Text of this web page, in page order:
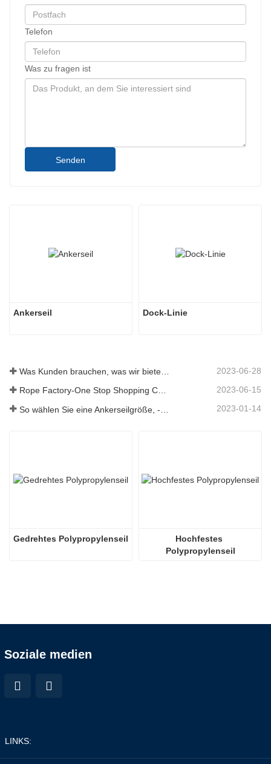
Telefon
Was zu fragen ist
Senden
Ankerseil Dock-Linie
2023-06-28
Rope Factory-One Stop Shopping Center-Tai an Rope LTD 2023-06-15
2023-01-14
Gedrehtes Polypropylenseil
Hochfestes
Polypropylenseil
Soziale medien
LINKS: